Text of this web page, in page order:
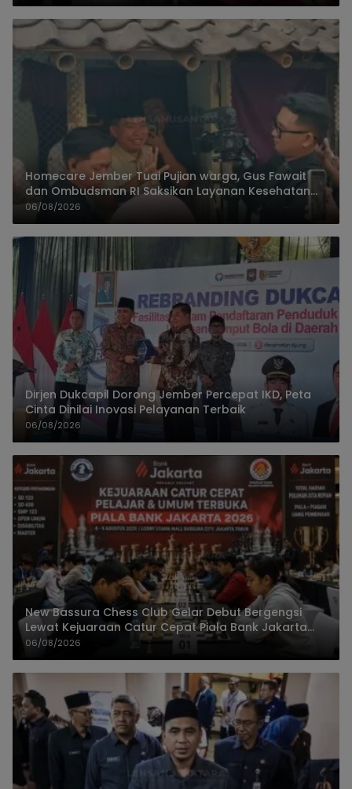
Homecare Jember Tuai Pujian warga, Gus Fawait
dan Ombudsman RI Saksikan Layanan Kesehatan
Rumah Pasien
06/08/2026
Dirjen Dukcapil Dorong Jember Percepat IKD, Peta
Cinta Dinilai Inovasi Pelayanan Terbaik
06/08/2026
New Bassura Chess Club Gelar Debut Bergengsi
Lewat Kejuaraan Catur Cepat Piala Bank Jakarta
2026
06/08/2026